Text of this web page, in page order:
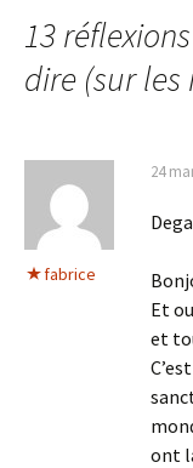
13
dire (sur
fabrice
24
Et
et
ont